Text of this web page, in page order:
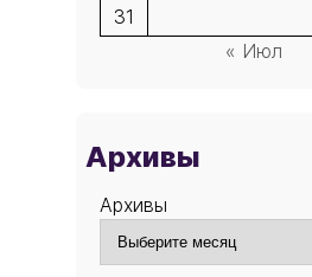
31
« Июл
Архивы
Архивы